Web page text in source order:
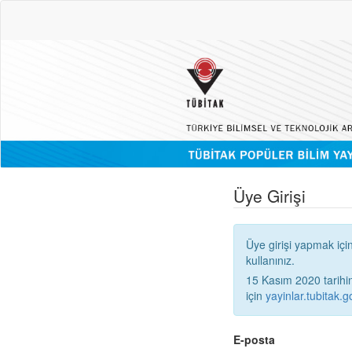
Üye Girişi
Üye girişi yapmak için
kullanınız.
15 Kasım 2020
için
E-posta